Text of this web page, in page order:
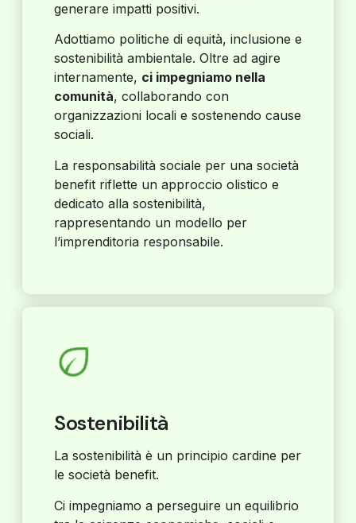
generare impatti positivi.
Adottiamo politiche di equità, inclusione e
sostenibilità ambientale. Oltre ad agire
internamente, ci impegniamo nella
comunità, collaborando con
organizzazioni locali e sostenendo cause
sociali.
La responsabilità sociale per una società
benefit riflette un approccio olistico e
dedicato alla sostenibilità,
rappresentando un modello per
l’imprenditoria responsabile.
Sostenibilità
La sostenibilità è un principio cardine per
le società benefit.
Ci impegniamo a perseguire un equilibrio